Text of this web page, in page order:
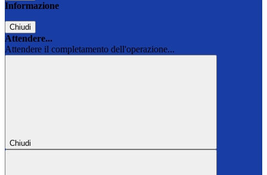
Informazione
Chiudi
Attendere...
Attendere il completamento dell'operazione...
Chiudi